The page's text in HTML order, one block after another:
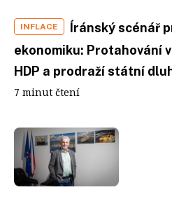
INFLACE
Íránský scénář
ekonomiku: Protahování
HDP a prodraží státní
7 minut čtení